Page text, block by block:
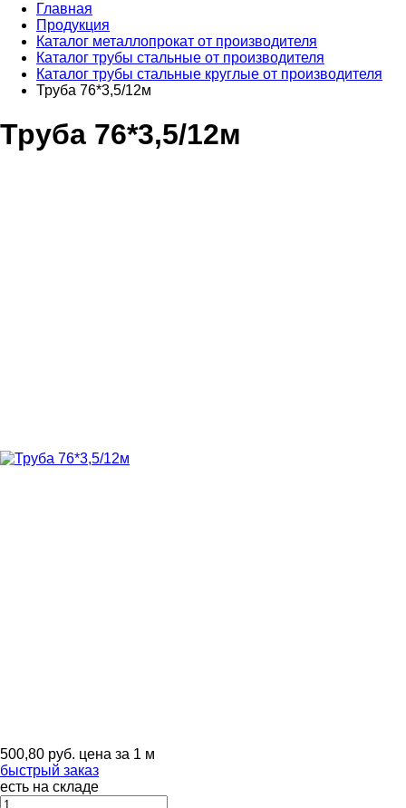
Главная
Продукция
Каталог металлопрокат от производителя
Каталог трубы стальные от производителя
Каталог трубы стальные круглые от производителя
Труба 76*3,5/12м
Труба 76*3,5/12м
500,80 руб. цена за 1 м
быстрый заказ
есть на складе